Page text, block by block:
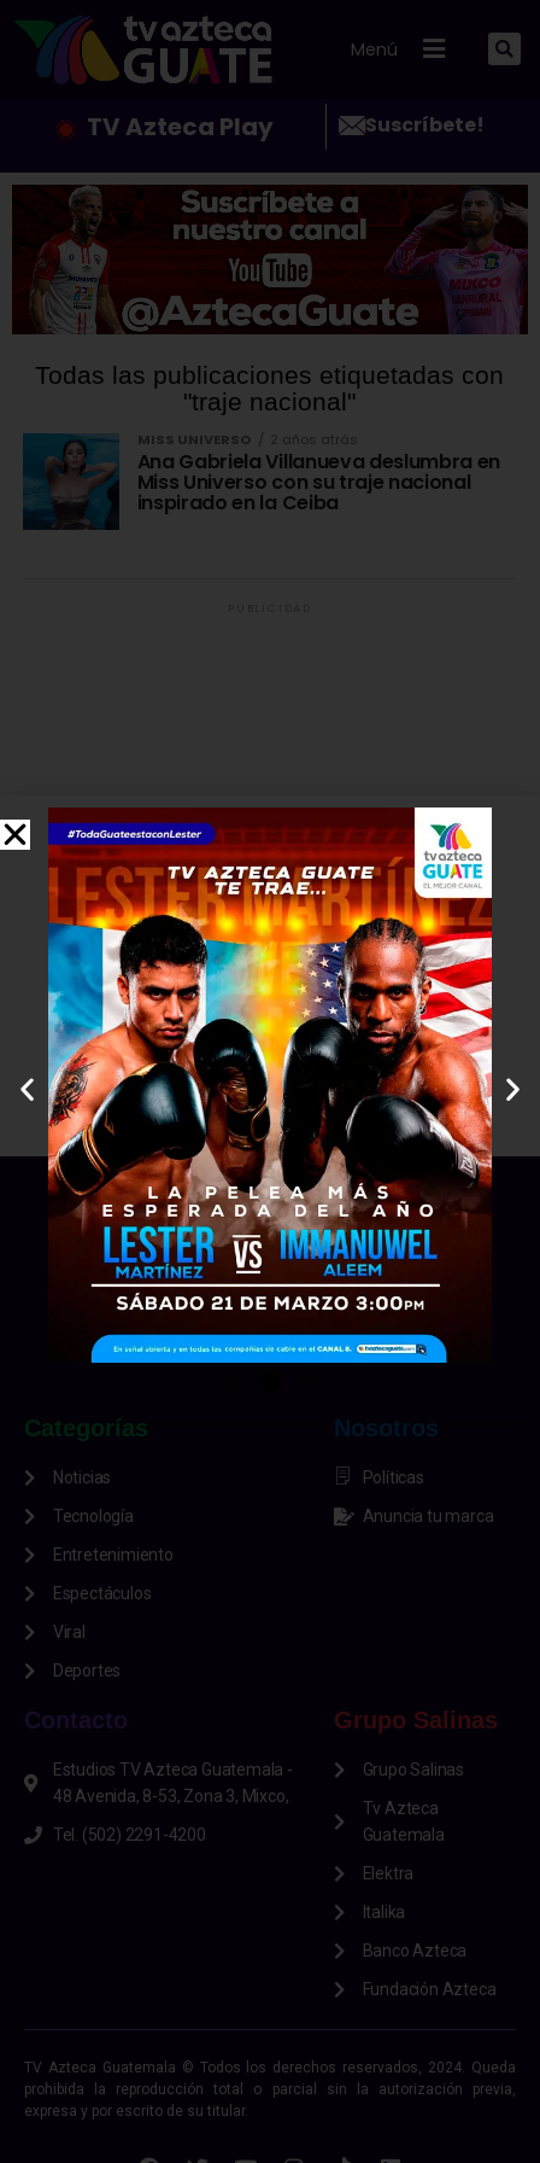
Menú
TV Azteca Play Suscríbete!
Todas las publicaciones etiquetadas con
"traje nacional"
MISS UNIVERSO 2 años atrás
Ana Gabriela Villanueva deslumbra en
Miss Universo con su traje nacional
inspirado en la Ceiba
Categorías
Noticias
Tecnología
Entretenimiento
Espectáculos
Viral
Deportes
Nosotros
Políticas
Anuncia tu marca
Contacto
Estudios TV Azteca Guatemala -
48 Avenida, 8-53, Zona 3, Mixco,
Tel. (502) 2291-4200
Grupo Salinas
Grupo Salinas
Tv Azteca
Guatemala
Elektra
Italika
Banco Azteca
Fundación Azteca
TV Azteca Guatemala © Todos los derechos reservados, 2024. Queda
prohibida la reproducción total o parcial sin la autorización previa,
expresa y por escrito de su titular.